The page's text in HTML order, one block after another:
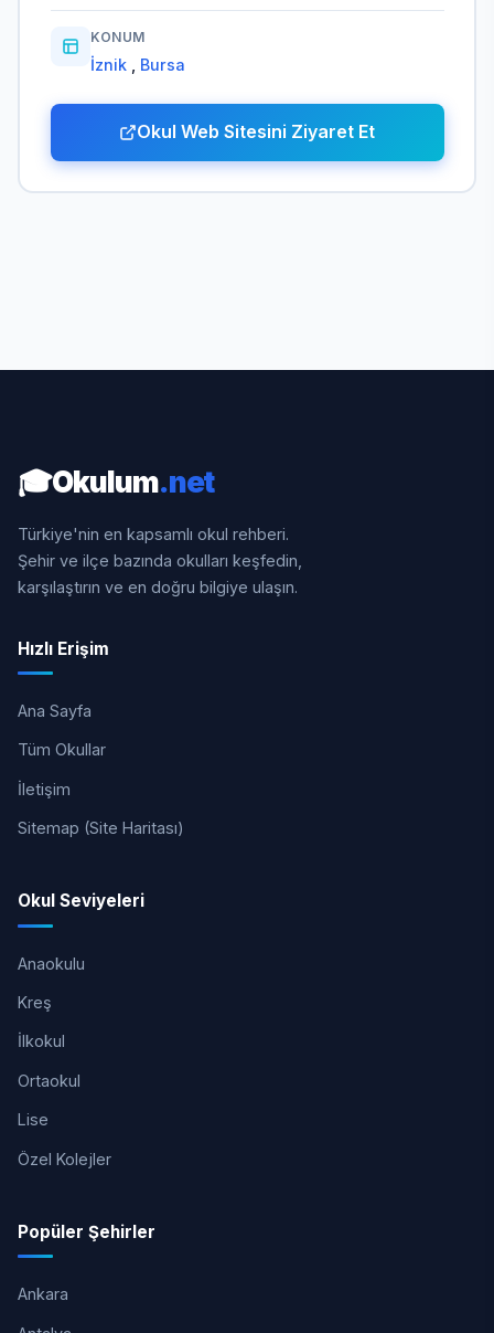
KONUM
İznik Bursa
Okul Web Sitesini Ziyaret Et
🎓Okulum.net
Türkiye'nin en kapsamlı okul rehberi.
Şehir ve ilçe bazında okulları keşfedin,
karşılaştırın ve en doğru bilgiye ulaşın.
Hızlı Erişim
Ana Sayfa
Tüm Okullar
İletişim
Sitemap (Site Haritası)
Okul Seviyeleri
Anaokulu
Kreş
İlkokul
Ortaokul
Lise
Özel Kolejler
Popüler Şehirler
Ankara